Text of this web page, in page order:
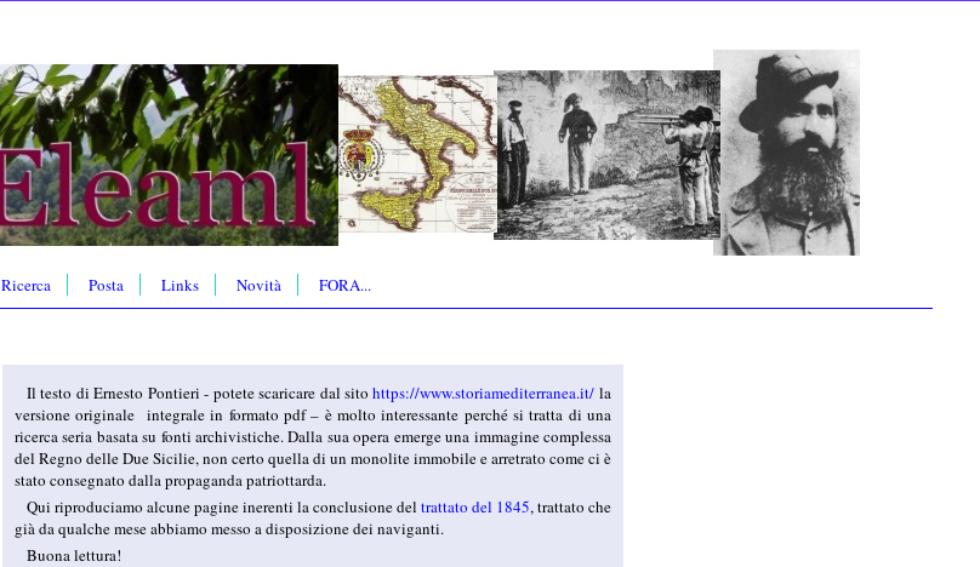
Ricerca Posta Links Novità FORA...
Il testo di Ernesto Pontieri - potete scaricare dal sitohttps://www.storiamediterranea.it/ la
versione originale integrale in formato pdf – è molto interessante perché si tratta di una
ricerca seria basata su fonti archivistiche. Dalla sua opera emerge una immagine complessa
del Regno delle Due Sicilie, non certo quella di un monolite immobile e arretrato come ci è
stato consegnato dalla propaganda patriottarda.
Qui riproduciamo alcune pagine inerenti la conclusione del trattato del 1845, trattato che
già da qualche mese abbiamo messo a disposizione dei naviganti.
Buona lettura!